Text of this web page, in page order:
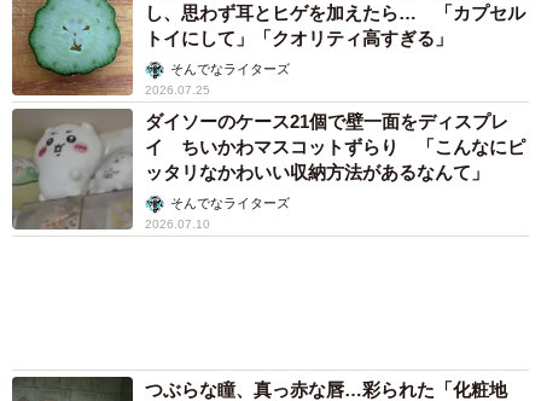
し、思わず耳とヒゲを加えたら… 「カプセル
トイにして」「クオリティ高すぎる」
そんでなライターズ
2026.07.25
ダイソーのケース21個で壁一面をディスプレ
イ ちいかわマスコットずらり 「こんなにピ
ッタリなかわいい収納方法があるなんて」
そんでなライターズ
2026.07.10
つぶらな瞳、真っ赤な唇…彩られた「化粧地